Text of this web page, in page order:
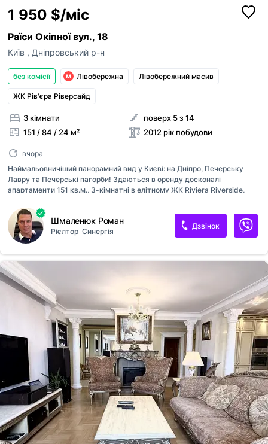
1 950 $/міс
Раїси Окіпної вул., 18
Київ , Дніпровський р-н
без комісії Лівобережна Лівобережний масив
ЖК Рів'єра Ріверсайд
3 кімнати
151 / 84 / 24 м²
поверх 5 з 14
2012 рік побудови
вчора
Наймальовничіший панорамний вид у Києві: на Дніпро, Печерську
Лавру та Печерські пагорби! Здаються в оренду досконалі
апартаменти 151 кв.м., 3-кімнатні в елітному ЖК Riviera Riverside,
апартаментів є просторий зал 46кв.м. та кухня 24 кв.м., через
панорамні вікна яких ви щодня спостерігатимете живописному велич
природи, живучи при цьому в місті: Дніпро, зелень Гідропарку,
Печерські схили стануть казковою декорацією для затишного життя
вашої родини. Ремонт класу люкс, відповідне оснащення меблями та
технікою преміального рівня. Родзинкою планування є 2 спальні зі
своїми сан.вузлами, в одному з яких - двомісне джакузі, в іншому...
Шмаленюк Роман
Рієлтор Синергія
Дзвінок